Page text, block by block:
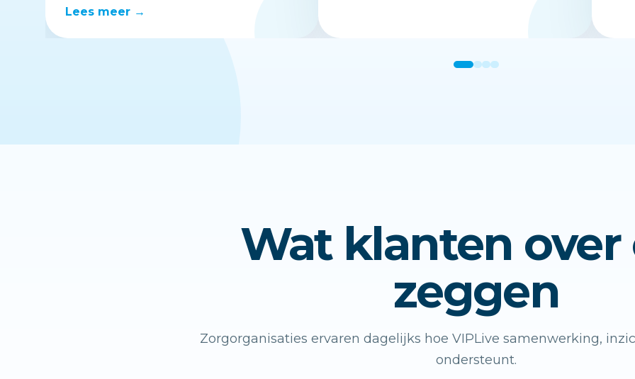
Lees meer →
Wat klanten over
zeggen
Zorgorganisaties ervaren dagelijks hoe VIPLive samenwerking,
ondersteunt.